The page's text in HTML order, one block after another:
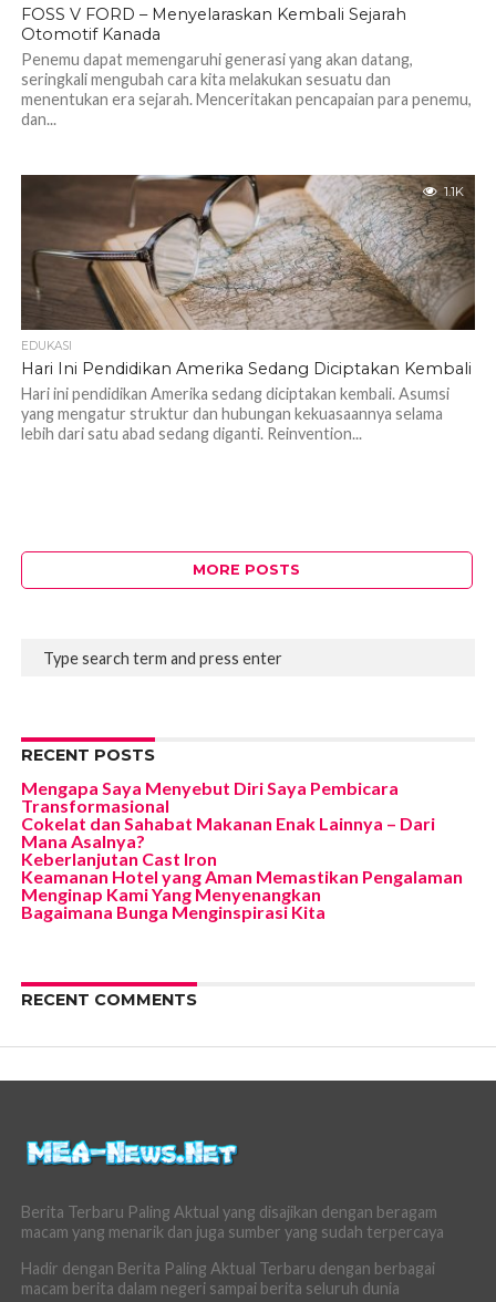
FOSS V FORD – Menyelaraskan Kembali Sejarah
Otomotif Kanada
Penemu dapat memengaruhi generasi yang akan datang,
seringkali mengubah cara kita melakukan sesuatu dan
menentukan era sejarah. Menceritakan pencapaian para penemu,
dan...
1.1K
EDUKASI
Hari Ini Pendidikan Amerika Sedang Diciptakan Kembali
Hari ini pendidikan Amerika sedang diciptakan kembali. Asumsi
yang mengatur struktur dan hubungan kekuasaannya selama
lebih dari satu abad sedang diganti. Reinvention...
MORE POSTS
RECENT POSTS
Mengapa Saya Menyebut Diri Saya Pembicara
Transformasional
Cokelat dan Sahabat Makanan Enak Lainnya – Dari
Mana Asalnya?
Keberlanjutan Cast Iron
Keamanan Hotel yang Aman Memastikan Pengalaman
Menginap Kami Yang Menyenangkan
Bagaimana Bunga Menginspirasi Kita
RECENT COMMENTS
Berita Terbaru Paling Aktual yang disajikan dengan beragam
macam yang menarik dan juga sumber yang sudah terpercaya
Hadir dengan Berita Paling Aktual Terbaru dengan berbagai
macam berita dalam negeri sampai berita seluruh dunia